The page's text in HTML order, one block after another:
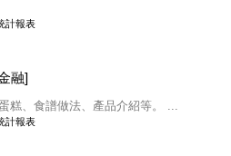
計報表
融]
糕、食譜做法、產品介紹等。 ...
計報表